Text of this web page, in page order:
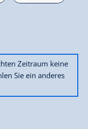
Zeitraum keine
Sie ein anderes